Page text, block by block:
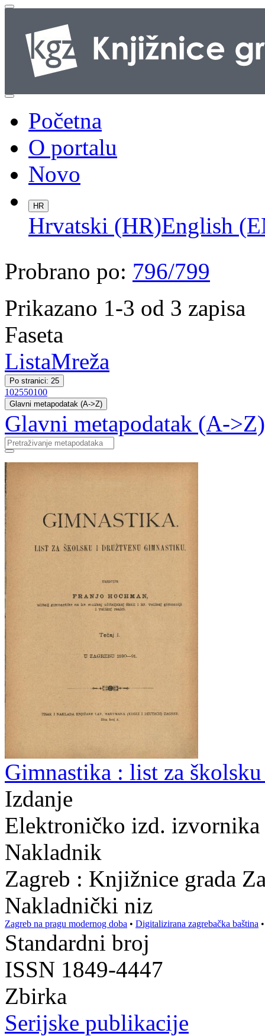
Početna
O portalu
Novo
HR
Hrvatski (HR)English
Probrano po: 796/799
Prikazano 1-3 od 3 zapisa
Faseta
ListaMreža
Po stranici: 25
102550100
Glavni metapodatak (A->Z)
Glavni metapodatak (A->Z)
Gimnastika : list za
Izdanje
Elektroničko izd.
Nakladnik
Zagreb : Knjižnice grada
Nakladnički niz
Zagreb na pragu modernog doba • Digitalizirana zagrebačka baština
Standardni broj
ISSN 1849-4447
Zbirka
Serijske publikacije